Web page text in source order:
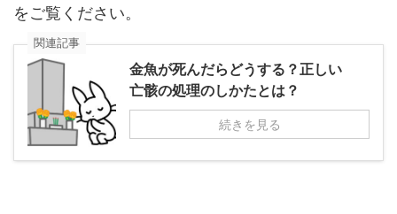
をご覧ください。
関連記事
金魚が死んだらどうする？正しい
亡骸の処理のしかたとは？
続きを見る